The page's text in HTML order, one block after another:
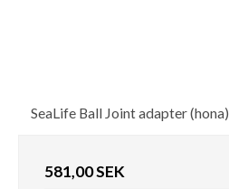
SeaLife Ball Joint adapter (hona)
581,00 SEK